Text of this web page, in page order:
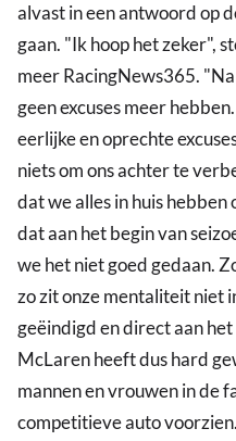
alvast in een antwoord op
gaan. "Ik hoop het zeker",
meer RacingNews365.
geen excuses meer
eerlijke en oprechte
niets om ons achter te
dat we alles in huis
dat aan het begin van
we het niet goed gedaan.
zo zit onze mentaliteit niet
geëindigd en direct aan
McLaren heeft dus hard
mannen en vrouwen in de
competitieve auto